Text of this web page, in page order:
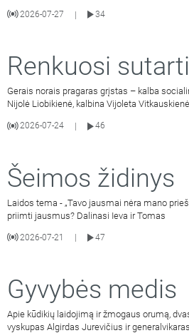
2026-07-27 |
34
Renkuosi sutarti
Gerais norais pragaras grįstas – kalba
Nijolė Liobikienė, kalbina Vijoleta
2026-07-24
46
Šeimos židinys
Laidos tema - „Tavo jausmai nėra mano
priimti jausmus? Dalinasi Ieva ir Tomas
2026-07-21
47
Gyvybės medis
Apie kūdikių laidojimą ir žmogaus orumą,
vyskupas Algirdas Jurevičius ir